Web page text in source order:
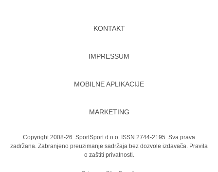
KONTAKT
IMPRESSUM
MOBILNE APLIKACIJE
MARKETING
Copyright 2008-26. SportSport d.o.o. ISSN 2744-2195. Sva prava
zadržana. Zabranjeno preuzimanje sadržaja bez dozvole izdavača. Pravila
o zaštiti privatnosti.